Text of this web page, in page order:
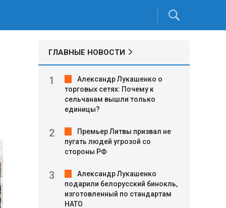
ГЛАВНЫЕ НОВОСТИ
Александр Лукашенко о
торговых сетях: Почему к
сельчанам вышли только
единицы?
Премьер Литвы призвал не
пугать людей угрозой со
стороны РФ
Александр Лукашенко
подарили белорусский бинокль,
изготовленный по стандартам
НАТО